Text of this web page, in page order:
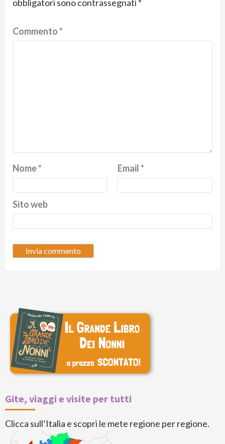
obbligatori sono contrassegnati *
Commento*
Nome* Email*
Sito web
Gite, viaggi e visite per tutti
Clicca sull’Italia e scopri le mete regione per regione.